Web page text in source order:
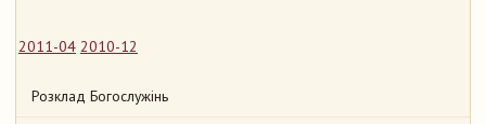
2011-04 2010-12
Розклад Богослужінь